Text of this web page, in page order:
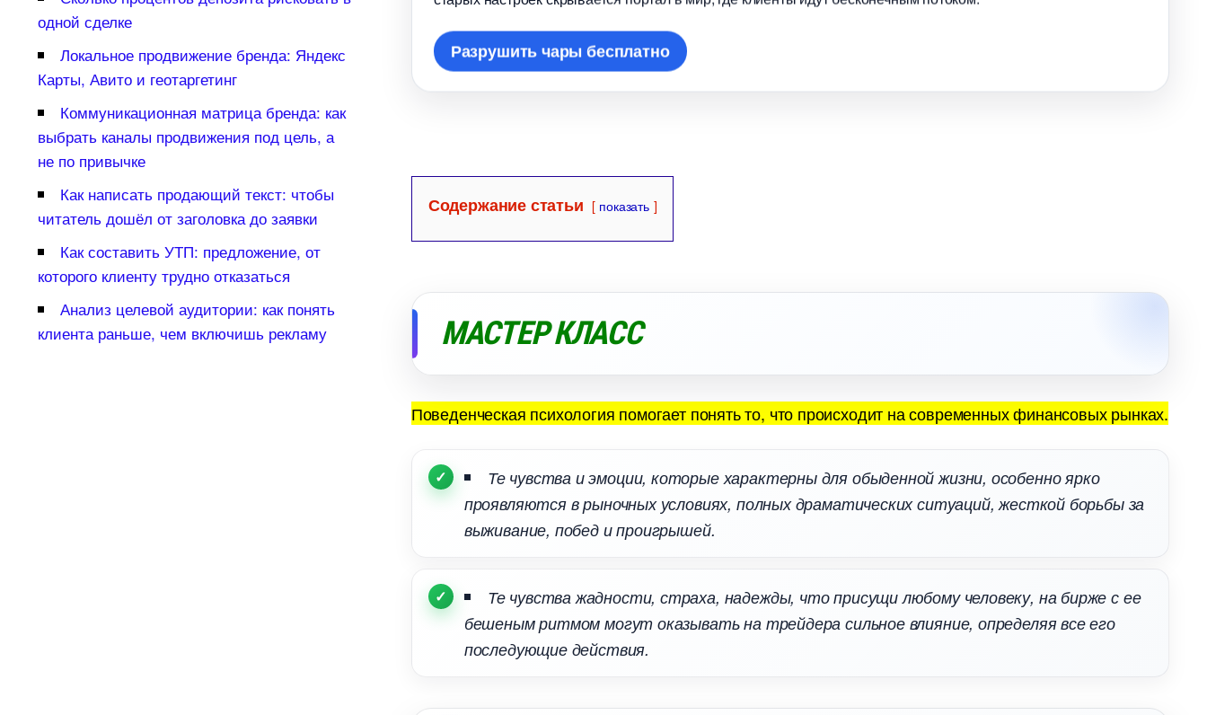
Разрушить чары бесплатно
Содержание статьи показать
МАСТЕР КЛАСС
Поведенческая психология помогает понять то, что происходит на современных финансовых рынках.
Те чувства и эмоции, которые характерны для обыденной жизни, особенно ярко
проявляются в рыночных условиях, полных драматических ситуаций, жесткой борьбы за
ыживание, побед и проигрышей.
Те чувства жадности, страха, надежды, что присущи любому человеку, на бирже с ее
ешеным ритмом могут оказывать на трейдера сильное влияние, определяя все его
последующие действия.
одной сделке
Локальное продвижение бренда: Яндекс
Карты, Авито и геотаргетин
Коммуникационная матрица бренда: как
ыбрать каналы продвижения под цель, а
не по привычке
Как написать продающий текст: чтобы
читатель дошёл от заголовка до заявки
Как составить УТП: предложение, от
которого клиенту трудно отказаться
Анализ целевой аудитории: как понять
клиента раньше, чем включишь рекламу